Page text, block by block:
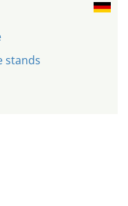
stands